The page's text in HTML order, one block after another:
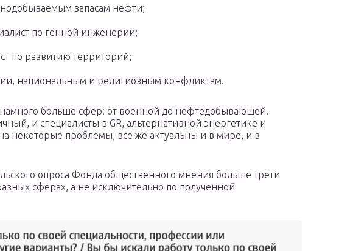
запасам нефти;
по генной инженерии;
по развитию территорий;
национальным и религиозным конфликтам.
намного больше сфер: от военной до нефтедобывающей.
и специалисты в GR, альтернативной энергетике и
некоторые проблемы, все же актуальны и в мире, и в
опроса Фонда общественного мнения больше трети
сферах, а не исключительно по полученной